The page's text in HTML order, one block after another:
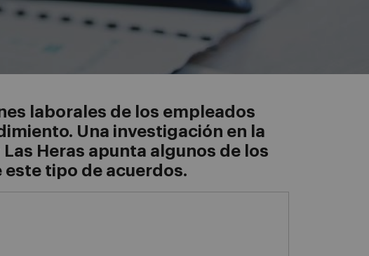
laborales de los empleados
Una investigación en la
Heras apunta algunos de los
tipo de acuerdos.